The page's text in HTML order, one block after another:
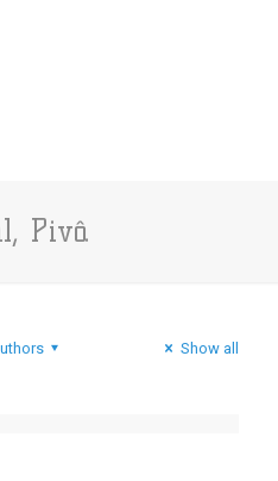
Pivô.
Show all